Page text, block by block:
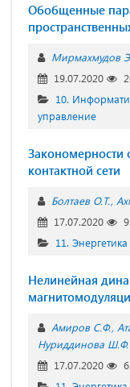
Обобщенные
Мирмахмудов
19.07.2020
10.
управление
Закономерности
контактной сети
Болтаев О.Т.
17.07.2020
11. Энергетика
Нелинейная
Амиров С.Ф.
Нуриддинова Ш.Ф.
17.07.2020